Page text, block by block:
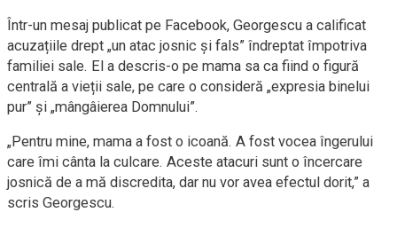
Într-un mesaj publicat pe Facebook, Georgescu a calificat
acuzațiile drept „un atac josnic și fals” îndreptat împotriva
familiei sale. El a descris-o pe mama sa ca fiind o figură
centrală a vieții sale, pe care o consideră „expresia binelui
pur” și „mângâierea Domnului”.
„Pentru mine, mama a fost o icoană. A fost vocea îngerului
care îmi cânta la culcare. Aceste atacuri sunt o încercare
josnică de a mă discredita, dar nu vor avea efectul dorit,” a
scris Georgescu.